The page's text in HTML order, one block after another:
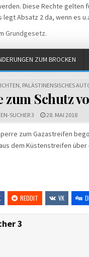
Diese Rechte gelten
legt Absatz 2 da, wenn es
Grundgesetz.
ZUM BROCKEN
PALÄSTINENSISCHES
zum Schutz
SUCHER 3 28. MAI 2018
zum Gazastreifen
dem Küstenstreifen über
REDDIT VK
3